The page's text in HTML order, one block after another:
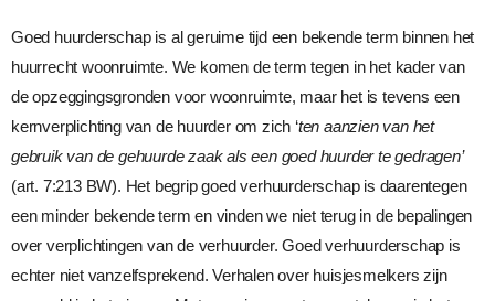
Goed huurderschap is al geruime tijd een bekende term binnen het
huurrecht woonruimte. We komen de term tegen in het kader van
de opzeggingsgronden voor woonruimte, maar het is tevens een
kernverplichting van de huurder om zich ‘ten aanzien van het
gebruik van de gehuurde zaak als een goed huurder te gedragen’
(art. 7:213 BW). Het begrip goed verhuurderschap is daarentegen
een minder bekende term en vinden we niet terug in de bepalingen
over verplichtingen van de verhuurder. Goed verhuurderschap is
echter niet vanzelfsprekend. Verhalen over huisjesmelkers zijn